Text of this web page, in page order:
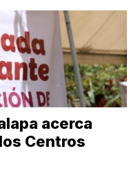
acerca
Centros